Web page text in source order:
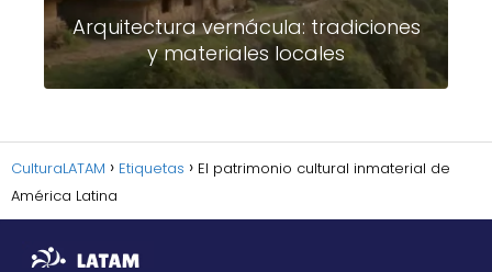
Arquitectura vernácula: tradiciones
y materiales locales
CulturaLATAM Etiquetas
El patrimonio cultural inmaterial de
América Latina